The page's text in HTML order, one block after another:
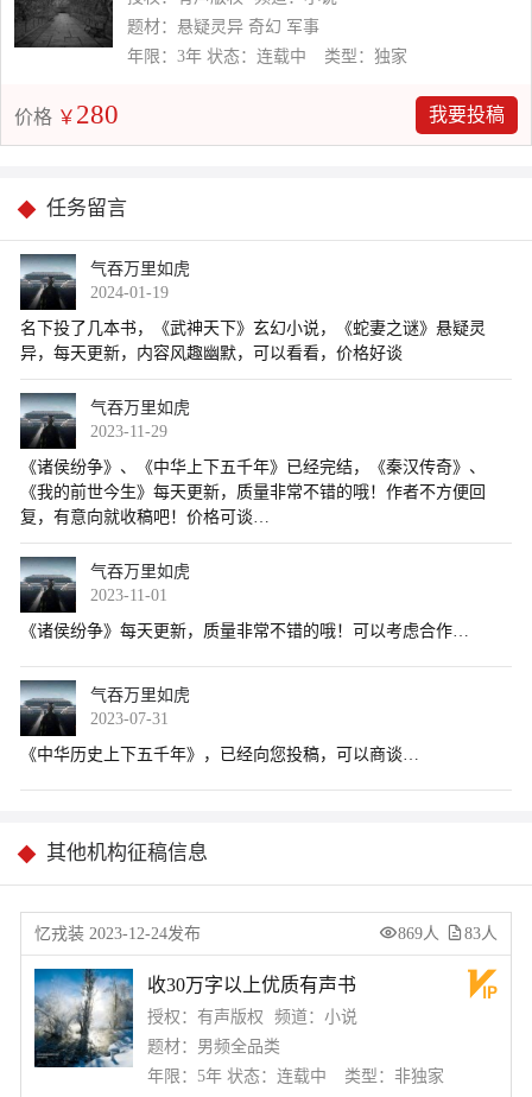
题材：悬疑灵异 奇幻 军事
年限：3年 状态：连载中 类型：独家
价格 ￥ 280 我要投稿
任务留言
气吞万里如虎
2024-01-19
气吞万里如虎
2023-11-29
气吞万里如虎
2023-11-01
气吞万里如虎
2023-07-31
其他机构征稿信息
忆戎装 2023-12-24发布 869人 83人
收30万字以上优质有声书
授权：有声版权
频道：小说
题材：男频全品类
年限：5年 状态：连载中 类型：非独家